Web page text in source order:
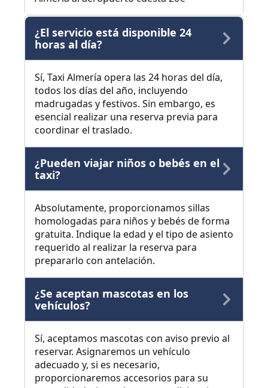
¿El servicio está disponible 24
horas al día?
Sí, Taxi Almería opera las 24 horas del día,
todos los días del año, incluyendo
madrugadas y festivos. Sin embargo, es
esencial realizar una reserva previa para
coordinar el traslado.
¿Pueden viajar niños o bebés en el
taxi?
Absolutamente, proporcionamos sillas
homologadas para niños y bebés de forma
gratuita. Indique la edad y el tipo de asiento
requerido al realizar la reserva para
prepararlo con antelación.
¿Se aceptan mascotas en los
vehículos?
Sí, aceptamos mascotas con aviso previo al
reservar. Asignaremos un vehículo
adecuado y, si es necesario,
proporcionaremos accesorios para su